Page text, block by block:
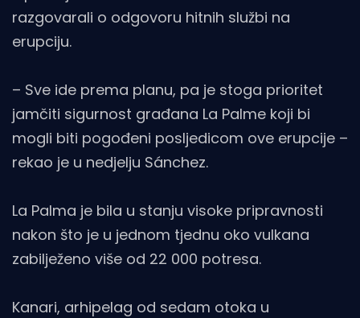
razgovarali o odgovoru hitnih službi na
erupciju.
– Sve ide prema planu, pa je stoga prioritet
jamčiti sigurnost građana La Palme koji bi
mogli biti pogođeni posljedicom ove erupcije –
rekao je u nedjelju Sánchez.
La Palma je bila u stanju visoke pripravnosti
nakon što je u jednom tjednu oko vulkana
zabilježeno više od 22 000 potresa.
Kanari, arhipelag od sedam otoka u